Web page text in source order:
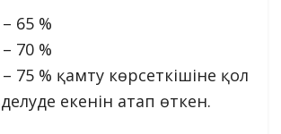
65 %
70 %
75 % қамту көрсеткішіне қол
екенін атап өткен.